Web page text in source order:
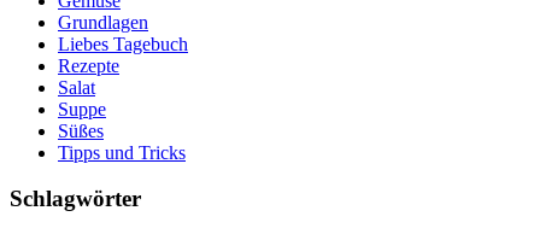
Grundlagen
Liebes Tagebuch
Rezepte
Salat
Suppe
Süßes
Tipps und Tricks
Schlagwörter